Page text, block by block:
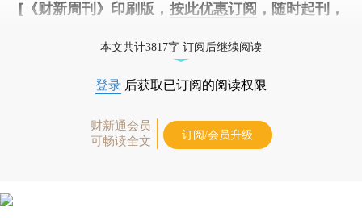
[《财新周刊》印刷版， 按此优惠订阅 ，随时起刊，
本文共计3817字 订阅后继续阅读
登录 后获取已订阅的阅读权限
财新通会员
可畅读全文
订阅/会员升级